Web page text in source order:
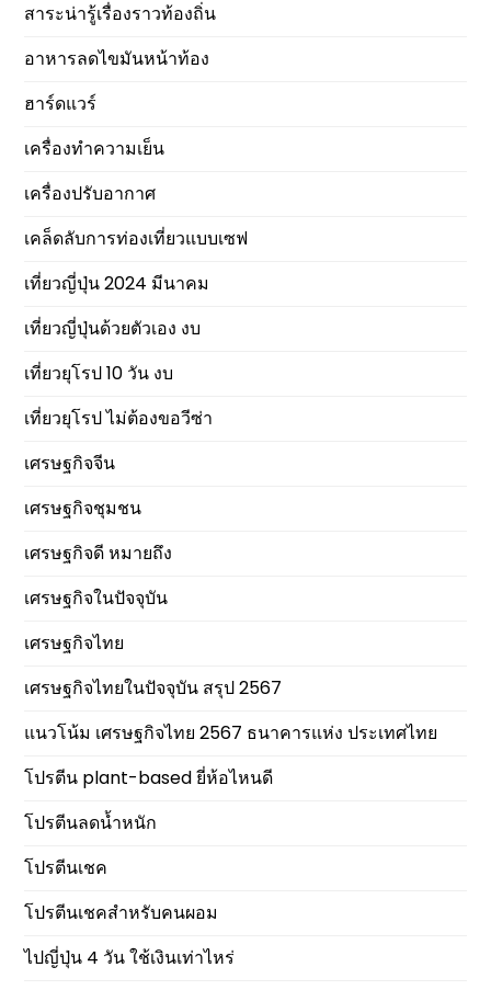
สาระน่ารู้เรื่องราวท้องถิ่น
อาหารลดไขมันหน้าท้อง
ฮาร์ดแวร์
เครื่องทำความเย็น
เครื่องปรับอากาศ
เคล็ดลับการท่องเที่ยวแบบเซฟ
เที่ยวญี่ปุ่น 2024 มีนาคม
เที่ยวญี่ปุ่นด้วยตัวเอง งบ
เที่ยวยุโรป 10 วัน งบ
เที่ยวยุโรป ไม่ต้องขอวีซ่า
เศรษฐกิจจีน
เศรษฐกิจชุมชน
เศรษฐกิจดี หมายถึง
เศรษฐกิจในปัจจุบัน
เศรษฐกิจไทย
เศรษฐกิจไทยในปัจจุบัน สรุป 2567
แนวโน้ม เศรษฐกิจไทย 2567 ธนาคารแห่ง ประเทศไทย
โปรตีน plant-based ยี่ห้อไหนดี
โปรตีนลดน้ำหนัก
โปรตีนเชค
โปรตีนเชคสำหรับคนผอม
ไปญี่ปุ่น 4 วัน ใช้เงินเท่าไหร่